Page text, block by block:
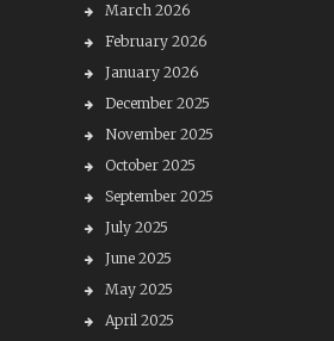
March 2026
February 2026
January 2026
December 2025
November 2025
October 2025
September 2025
July 2025
June 2025
May 2025
April 2025